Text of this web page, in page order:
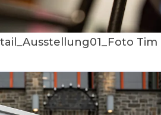
Tim